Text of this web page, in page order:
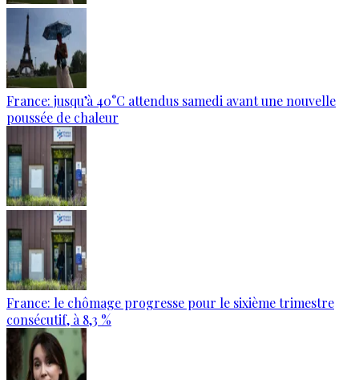
France: jusqu’à 40°C attendus samedi avant une nouvelle
poussée de chaleur
France: le chômage progresse pour le sixième trimestre
consécutif, à 8,3 %